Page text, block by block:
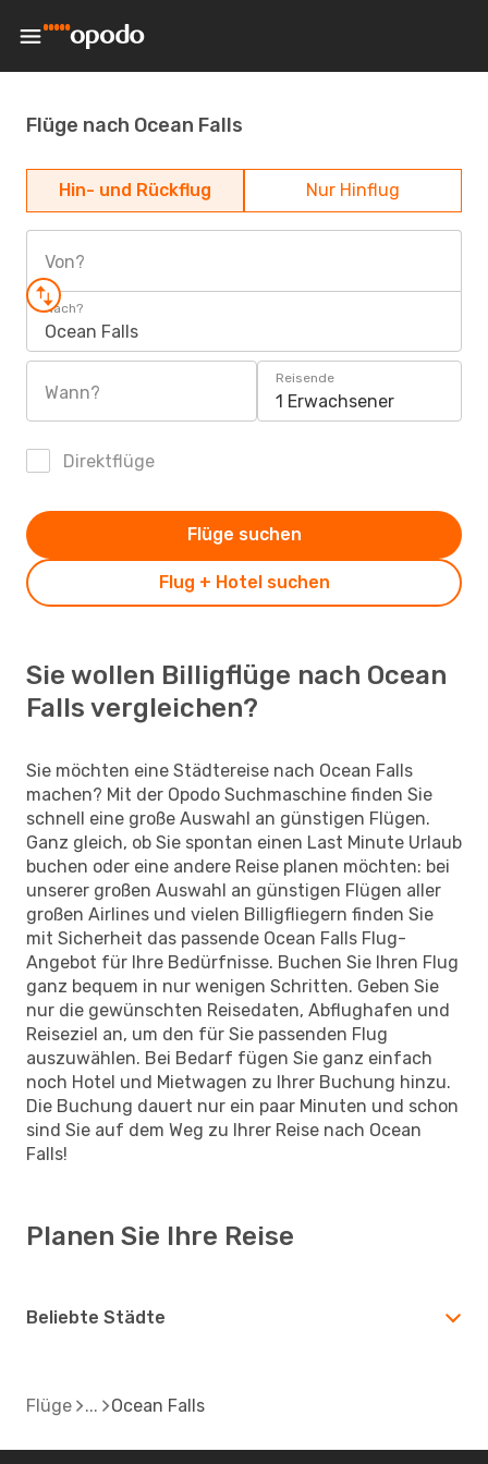
Flüge nach Ocean Falls
Hin- und Rückflug Nur Hinflug
Von?
Nach?
Ocean Falls
Wann?
Reisende
1 Erwachsener
Direktflüge
Flug + Hotel suchen
Flüge suchen
Sie wollen Billigflüge nach Ocean
Falls vergleichen?
Sie möchten eine Städtereise nach Ocean Falls
machen? Mit der Opodo Suchmaschine finden Sie
schnell eine große Auswahl an günstigen Flügen.
Ganz gleich, ob Sie spontan einen Last Minute Urlaub
buchen oder eine andere Reise planen möchten: bei
unserer großen Auswahl an günstigen Flügen aller
großen Airlines und vielen Billigfliegern finden Sie
mit Sicherheit das passende Ocean Falls Flug-
Angebot für Ihre Bedürfnisse. Buchen Sie Ihren Flug
ganz bequem in nur wenigen Schritten. Geben Sie
nur die gewünschten Reisedaten, Abflughafen und
Reiseziel an, um den für Sie passenden Flug
auszuwählen. Bei Bedarf fügen Sie ganz einfach
noch Hotel und Mietwagen zu Ihrer Buchung hinzu.
Die Buchung dauert nur ein paar Minuten und schon
sind Sie auf dem Weg zu Ihrer Reise nach Ocean
Falls!
Planen Sie Ihre Reise
Beliebte Städte
Flüge Ocean Falls